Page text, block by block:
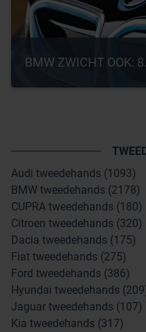
BMW ZWICHT OOK:
Audi tweedehands (1093)
BMW tweedehands (2178)
CUPRA tweedehands (180)
Citroen tweedehands (320)
Dacia tweedehands (175)
Fiat tweedehands (275)
Ford tweedehands (386)
Hyundai tweedehands
Jaguar tweedehands (107)
Kia tweedehands (317)